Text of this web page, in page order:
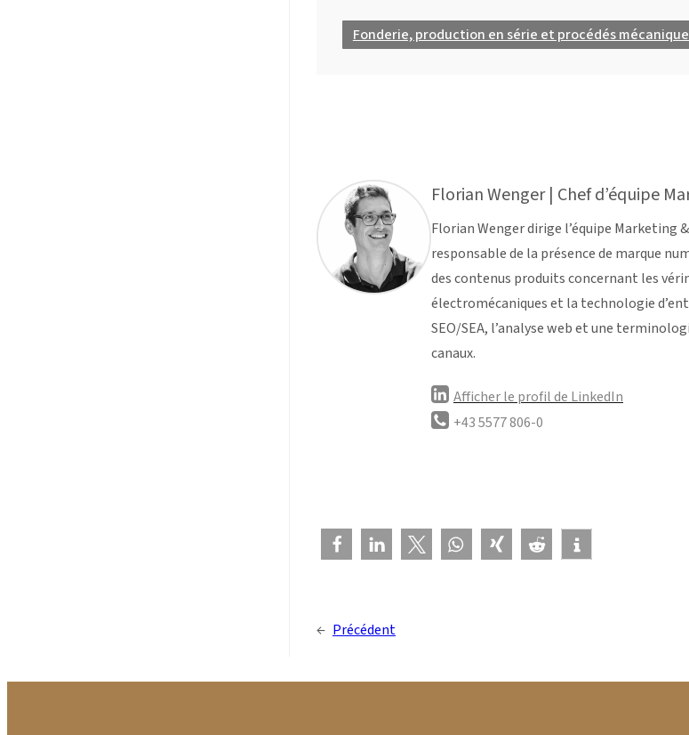
Fonderie, production en série et procédés
Florian Wenger | Chef d’équipe
Florian Wenger dirige l’équipe Marketing
responsable de la présence de marque
des contenus produits concernant les
électromécaniques et la technologie
SEO/SEA, l’analyse web et une
canaux.
Afficher le profil de LinkedIn
+43 5577 806-0
← Précédent